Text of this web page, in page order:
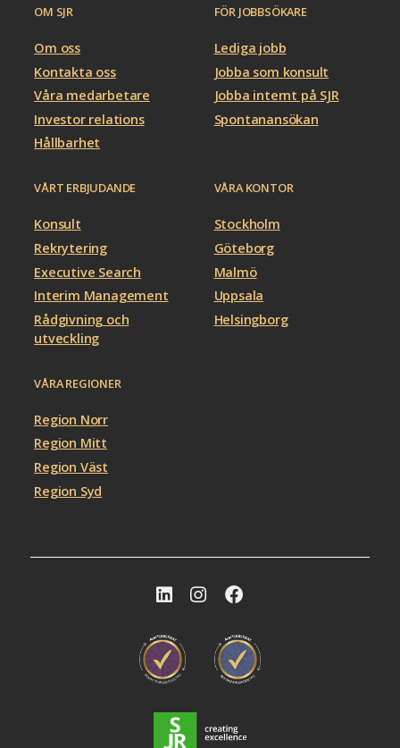
OM SJR
Om oss
Kontakta oss
Våra medarbetare
Investor relations
Hållbarhet
FÖR JOBBSÖKARE
Lediga jobb
Jobba som konsult
Jobba internt på SJR
Spontanansökan
VÅRT ERBJUDANDE
Konsult
Rekrytering
Executive Search
Interim Management
Rådgivning och
utveckling
VÅRA KONTOR
Stockholm
Göteborg
Malmö
Uppsala
Helsingborg
VÅRA REGIONER
Region Norr
Region Mitt
Region Väst
Region Syd